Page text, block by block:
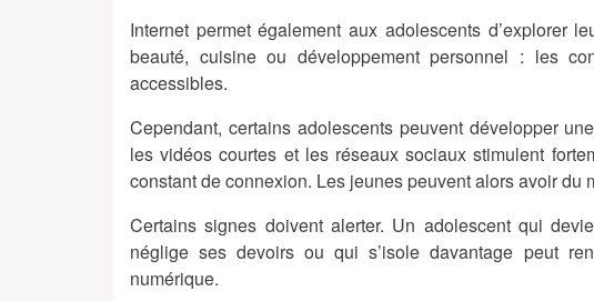
Internet permet également aux adolescents d’explorer
beauté, cuisine ou développement personnel : les
accessibles.
Cependant, certains adolescents peuvent développer
les vidéos courtes et les réseaux sociaux stimulent
constant de connexion. Les jeunes peuvent alors avoir du
Certains signes doivent alerter. Un adolescent qui
néglige ses devoirs ou qui s’isole davantage peut
numérique.